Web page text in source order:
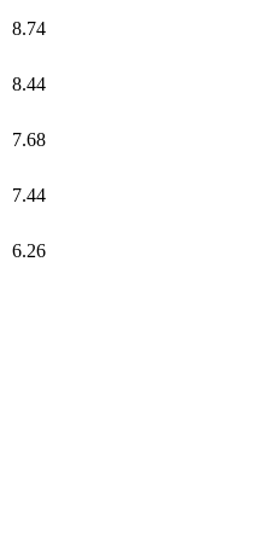
8.74
8.44
7.68
7.44
6.26